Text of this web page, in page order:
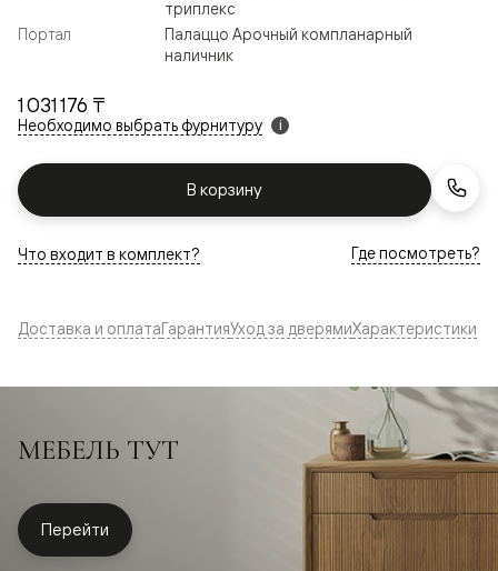
1 031 176 ₸
Необходимо выбрать фурнитуру i
В корзину
триплекс
Портал
Палаццо Арочный компланарный
наличник
Что входит в комплект? Где посмотреть?
Доставка и оплатаГарантияУход за дверямиХарактеристики
МЕБЕЛЬ ТУТ
Перейти